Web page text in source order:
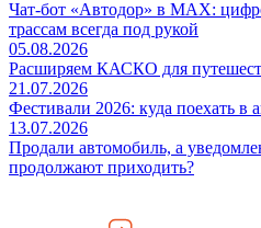
Чат-бот «Автодор» в MAX:
трассам всегда под рукой
05.08.2026
Расширяем КАСКО для
21.07.2026
Фестивали 2026: куда поехать в
13.07.2026
Продали автомобиль, а
продолжают приходить?